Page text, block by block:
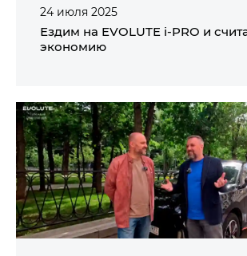
24 июля 2025
Ездим на EVOLUTE i‑PRO и
экономию